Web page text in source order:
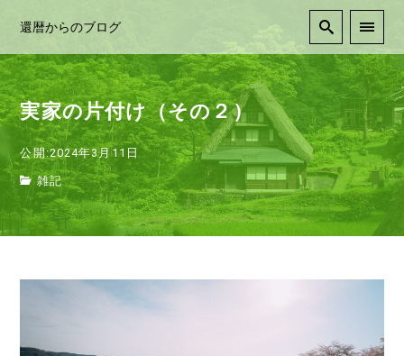
還暦からのブログ
実家の片付け（その２）
公開:2024年3月11日
雑記